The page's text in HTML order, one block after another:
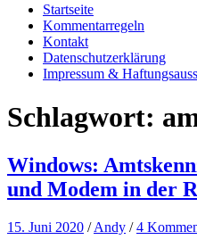
Startseite
Kommentarregeln
Kontakt
Datenschutzerklärung
Impressum &
Schlagwort:
Windows:
und Modem in der
15. Juni 2020 /Andy /4